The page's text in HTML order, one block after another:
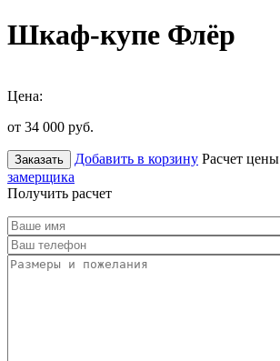
Шкаф-купе Флёр
Цена:
от 34 000 руб.
Заказать Добавить в корзину Расчет цены
замерщика
Получить расчет